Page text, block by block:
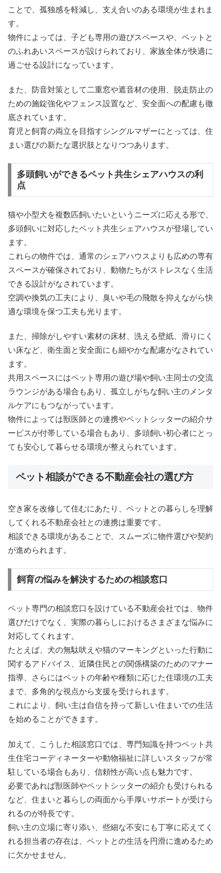
ことで、孤独感を軽減し、支え合いのある環境が生まれま
す。
物件によっては、子ども専用の遊びスペースや、ペットと
のふれあいスペースが設けられており、家族全体が快適に
過ごせる設計になっています。
また、防音対策として二重窓や遮音材の使用、脱走防止の
ための施錠強化やフェンス設置など、安全面への配慮も徹
底されています。
育児と飼育の両立を目指すシングルマザーにとっては、住
まい選びの新たな選択肢となりつつあります。
多頭飼いができるペット共生シェアハウスの利
点
猫や小型犬を複数匹飼いたいというニーズに応える形で、
多頭飼いに対応したペット共生シェアハウスが登場してい
ます。
これらの物件では、通常のシェアハウスよりも広めの専有
スペースが確保されており、動物たちがストレスなく生活
できる設計がなされています。
空調や換気の工夫により、臭いや毛の飛散を抑えながら快
適な環境を保つ工夫も光ります。
また、掃除がしやすい素材の床材、洗える壁紙、滑りにく
い床など、衛生面と安全面にも細やかな配慮がなされてい
ます。
共用スペースにはペット専用の遊び場や飼い主同士の交流
ラウンジがある場合もあり、孤立しがちな飼い主のメンタ
ルケアにもつながっています。
物件によっては獣医師との連携やペットシッターの紹介サ
ービスが付帯している場合もあり、多頭飼い初心者にとっ
ても安心して暮らせる環境が整えられています。
ペット相談ができる不動産会社の選び方
空き家を改修して住むにあたり、ペットとの暮らしを理解
してくれる不動産会社との連携は重要です。
相談できる環境があることで、スムーズに物件選びや契約
が進められます。
飼育の悩みを解決するための相談窓口
ペット専門の相談窓口を設けている不動産会社では、物件
選びだけでなく、実際の暮らしにおけるさまざまな悩みに
対応してくれます。
たとえば、犬の無駄吠えや猫のマーキングといった行動に
関するアドバイス、近隣住民との関係構築のためのマナー
指導、さらにはペットの年齢や種類に応じた住環境の工夫
まで、多角的な視点から支援を受けられます。
これにより、飼い主は自信を持って新しい住まいでの生活
を始めることができます。
加えて、こうした相談窓口では、専門知識を持つペット共
生住宅コーディネーターや動物福祉に詳しいスタッフが常
駐している場合もあり、信頼性が高い点も魅力です。
必要であれば獣医師やペットシッターの紹介も受けられる
など、住まいと暮らしの両面から手厚いサポートが受けら
れるのが特長です。
飼い主の立場に寄り添い、些細な不安にも丁寧に応えてく
れる担当者の存在は、ペットとの生活を円滑に進めるため
に欠かせません。